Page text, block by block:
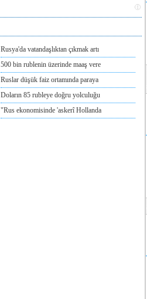
Rusya'da vatandaşlıktan çıkmak artı
500 bin rublenin üzerinde maaş vere
Ruslar düşük faiz ortamında paraya
Doların 85 rubleye doğru yolculuğu
"Rus ekonomisinde 'askerî Hollanda